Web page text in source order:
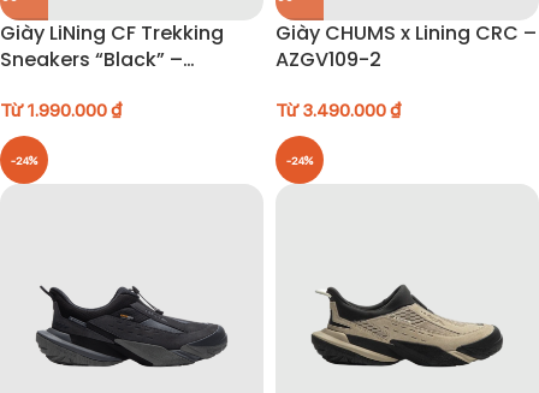
Giày LiNing CF Trekking
Sneakers “Black” –
Từ1.990.000₫
Giày CHUMS x Lining CRC –
AZGV109-2
Từ3.490.000₫
-24% -24%